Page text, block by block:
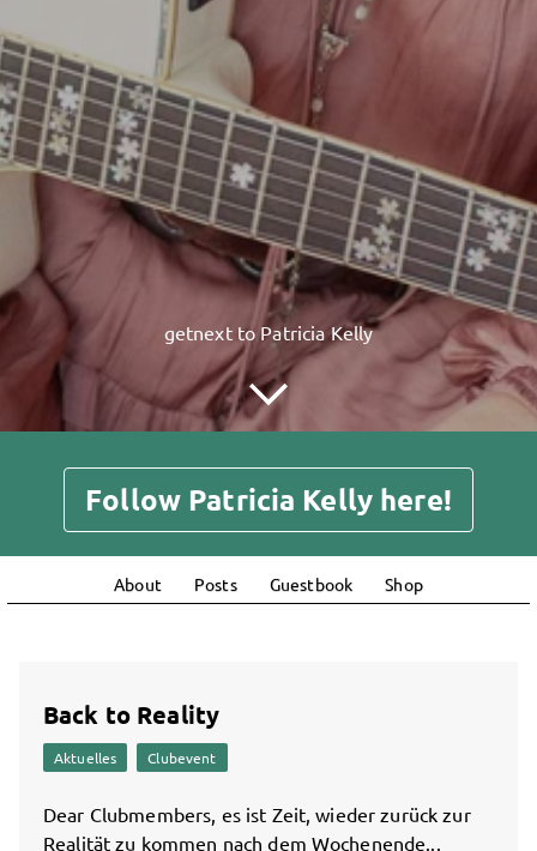
getnext to Patricia Kelly
Follow Patricia Kelly here!
About Posts Guestbook Shop
Back to Reality
Aktuelles Clubevent
Dear Clubmembers, es ist Zeit, wieder zurück zur
Realität zu kommen nach dem Wochenende...